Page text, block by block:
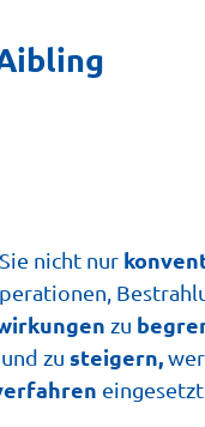
nicht nur
zu
zu steigern,
eingesetzt.